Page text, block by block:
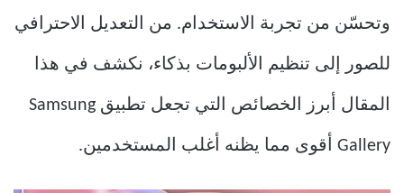
وتحسّن من تجربة الاستخدام. من التعديل الاحترافي
للصور إلى تنظيم الألبومات بذكاء، نكشف في هذا
المقال أبرز الخصائص التي تجعل تطبيق Samsung
Gallery أقوى مما يظنه أغلب المستخدمين.